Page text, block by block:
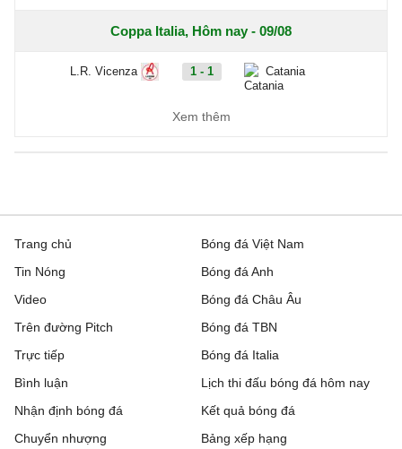
Coppa Italia, Hôm nay - 09/08
L.R. Vicenza 1 - 1 Catania
3 - 1
4 - 2 Grenoble
1 - 1 Dijon
0 - 1 FC Annecy
Xem thêm
Trang chủ
Tin Nóng
Video
Trên đường Pitch
Trực tiếp
Bóng đá Việt Nam
Bóng đá Anh
Bóng đá Châu Âu
Bóng đá TBN
Bóng đá Italia
Bình luận
Nhận định bóng đá
Chuyển nhượng
Lịch thi đấu bóng đá hôm nay
Kết quả bóng đá
Bảng xếp hạng